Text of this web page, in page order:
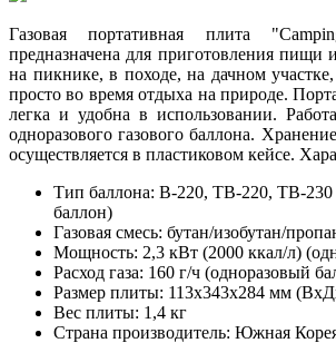
Газовая портативная плита
предназначена для приготовления пищи
на пикнике, в походе, на дачном
просто во время отдыха на природе.
легка и удобна в использовании.
одноразового газового баллона.
осуществляется в пластиковом кейсе.
Тип баллона: В-220, ТВ-220, ТВ-230
баллон)
Газовая смесь: бутан/изобутан/
Мощность: 2,3 кВт (2000 ккал/л)
Расход газа: 160 г/ч (одноразовый
Размер плиты: 113х343х284 мм
Вес плиты: 1,4 кг
Страна производитель: Южная